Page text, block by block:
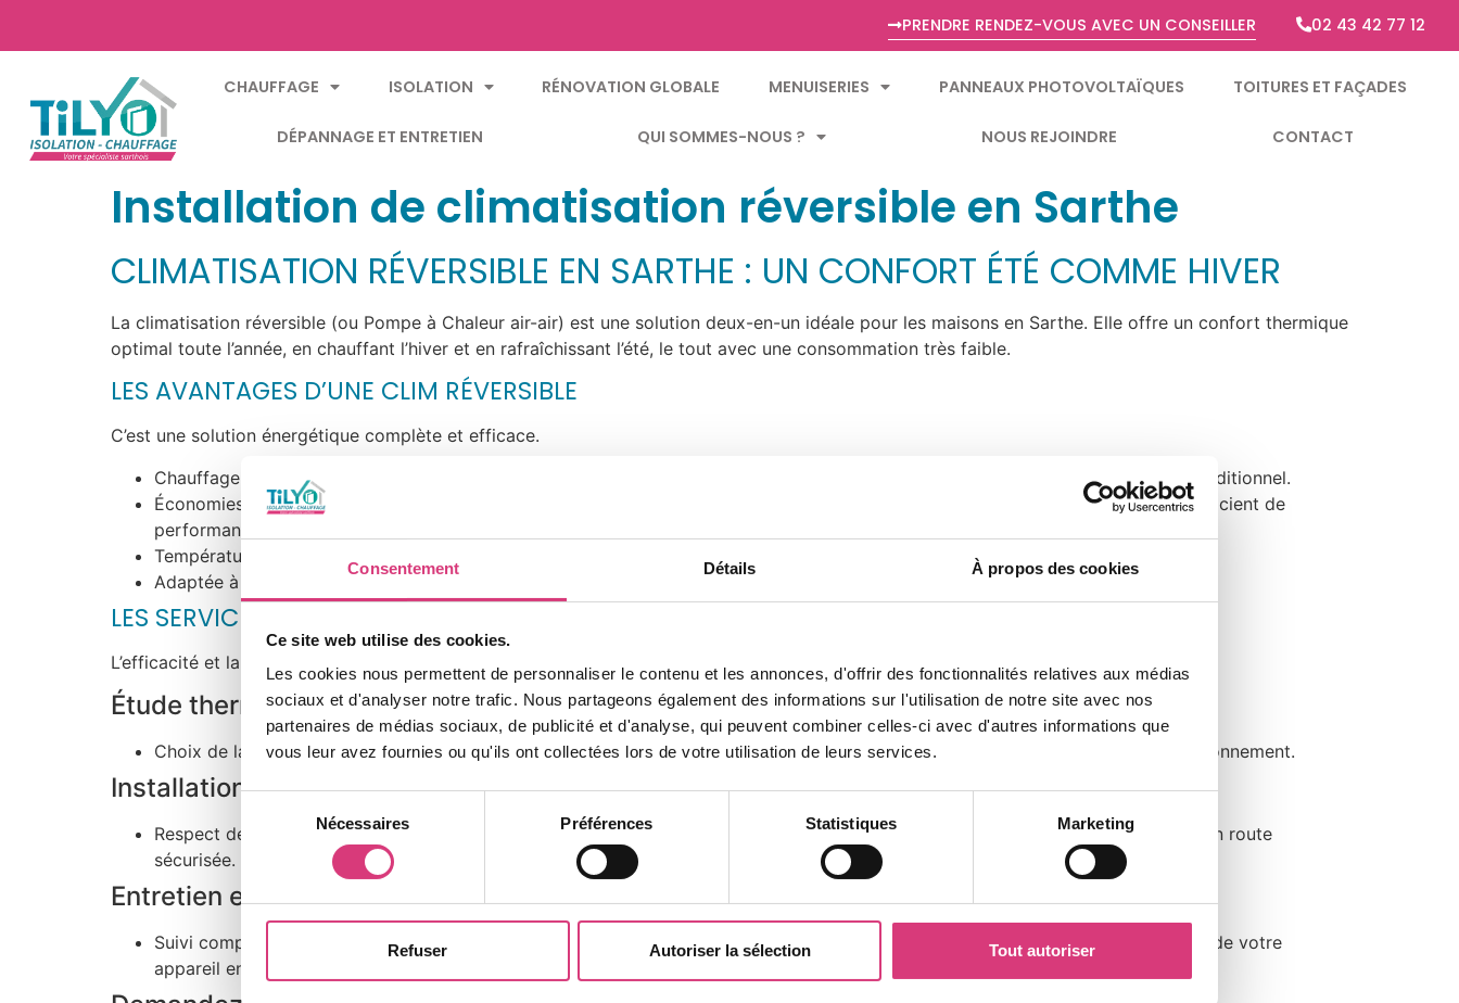
Consentement Détails À propos des cookies
Ce site web utilise des cookies.
Les cookies nous permettent de personnaliser le contenu et les annonces, d'offrir des fonctionnalités relatives aux médias
sociaux et d'analyser notre trafic. Nous partageons également des informations sur l'utilisation de notre site avec nos
partenaires de médias sociaux, de publicité et d'analyse, qui peuvent combiner celles-ci avec d'autres informations que
vous leur avez fournies ou qu'ils ont collectées lors de votre utilisation de leurs services.
du
consentement
Nécessaires Préférences Statistiques Marketing
Refuser Autoriser la sélection Tout autoriser
PRENDRE RENDEZ-VOUS AVEC UN CONSEILLER 02 43 42 77 12
CHAUFFAGE ISOLATION RÉNOVATION GLOBALE MENUISERIES PANNEAUX PHOTOVOLTAÏQUES TOITURES ET FAÇADES
DÉPANNAGE ET ENTRETIEN QUI SOMMES-NOUS ? NOUS REJOINDRE CONTACT
Installation de climatisation réversible en Sarthe
CLIMATISATION RÉVERSIBLE EN SARTHE : UN CONFORT ÉTÉ COMME HIVER
La climatisation réversible (ou Pompe à Chaleur air-air) est une solution deux-en-un idéale pour les maisons en Sarthe. Elle offre un confort thermique
optimal toute l’année, en chauffant l’hiver et en rafraîchissant l’été, le tout avec une consommation très faible.
LES AVANTAGES D’UNE CLIM RÉVERSIBLE
C’est une solution énergétique complète et efficace.
Chauffage + clim en un seul appareil : Inversion du cycle pour produire de la chaleur, remplaçant ou complétant un chauffage traditionnel.
Économies d’énergie importantes : L’appareil utilise les calories de l’air (énergie gratuite) pour chauffer, offrant un excellent coefficient de
performance (COP).
Température stable : Maintien d’une température constante et homogène.
Adaptée à toutes les surfaces : Solutions mono-split ou multi-split pour les petites pièces ou les grands logements.
LES SERVICES TILYO
L’efficacité et la longévité de l’appareil dépendent d’une installation professionnelle.
Étude thermique
Choix de la puissance adaptée : Calcul des besoins réels de votre maison pour éviter le surdimensionnement ou le sous-dimensionnement.
Installation certifiée
Respect des normes et mise en service : Pose des unités intérieures et extérieures, raccordement du circuit frigorifique et mise en route
sécurisée.
Entretien et dépannage
Suivi complet pour durer longtemps : Nous proposons un service d’entretien annuel pour garantir la performance et la longévité de votre
appareil en Sarthe.